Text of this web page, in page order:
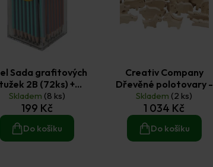
Sada grafitových
tužek 2B (72ks) +
plastový stojánek
Skladem (8 ks)
199 Kč
Do košíku
Creativ Company
Dřevěné polotovary -
zvířátka 44 ks
Skladem (2 ks)
1 034 Kč
Do košíku